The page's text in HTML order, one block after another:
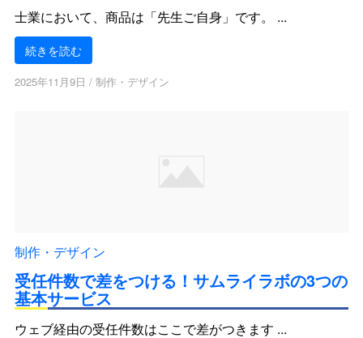
士業において、商品は「先生ご自身」です。 ...
続きを読む
2025年11月9日 / 制作・デザイン
制作・デザイン
受任件数で差をつける！サムライラボの3つの
基本サービス
ウェブ経由の受任件数はここで差がつきます ...